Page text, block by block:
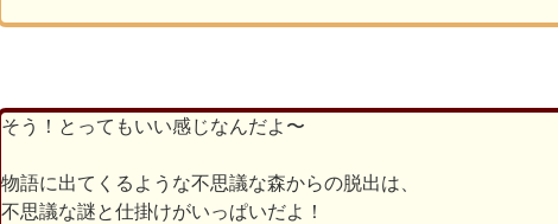
そう！とってもいい感じなんだよ〜
物語に出てくるような不思議な森からの脱出は、
不思議な謎と仕掛けがいっぱいだよ！